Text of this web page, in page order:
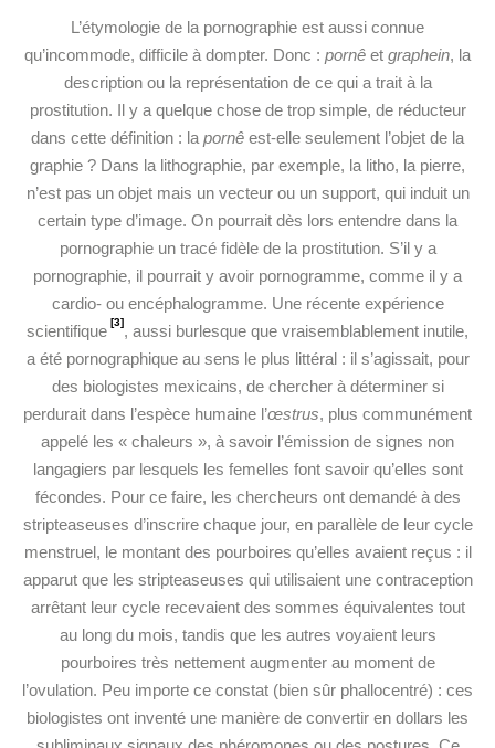
L’étymologie de la pornographie est aussi connue
qu’incommode, difficile à dompter. Donc : pornê et graphein, la
description ou la représentation de ce qui a trait à la
prostitution. Il y a quelque chose de trop simple, de réducteur
dans cette définition : la pornê est-elle seulement l’objet de la
graphie ? Dans la lithographie, par exemple, la litho, la pierre,
n’est pas un objet mais un vecteur ou un support, qui induit un
certain type d’image. On pourrait dès lors entendre dans la
pornographie un tracé fidèle de la prostitution. S’il y a
pornographie, il pourrait y avoir pornogramme, comme il y a
cardio- ou encéphalogramme. Une récente expérience
scientifique [3], aussi burlesque que vraisemblablement inutile,
a été pornographique au sens le plus littéral : il s’agissait, pour
des biologistes mexicains, de chercher à déterminer si
perdurait dans l’espèce humaine l’œstrus, plus communément
appelé les « chaleurs », à savoir l’émission de signes non
langagiers par lesquels les femelles font savoir qu’elles sont
fécondes. Pour ce faire, les chercheurs ont demandé à des
stripteaseuses d’inscrire chaque jour, en parallèle de leur cycle
menstruel, le montant des pourboires qu’elles avaient reçus : il
apparut que les stripteaseuses qui utilisaient une contraception
arrêtant leur cycle recevaient des sommes équivalentes tout
au long du mois, tandis que les autres voyaient leurs
pourboires très nettement augmenter au moment de
l’ovulation. Peu importe ce constat (bien sûr phallocentré) : ces
biologistes ont inventé une manière de convertir en dollars les